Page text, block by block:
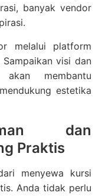
banyak vendor
melalui platform
visi dan
membantu
estetika
dan
Praktis
menyewa kursi
Anda tidak perlu